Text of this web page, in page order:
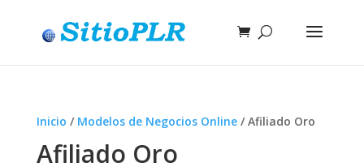
Inicio / Modelos de Negocios Online/ Afiliado Oro
Afiliado Oro